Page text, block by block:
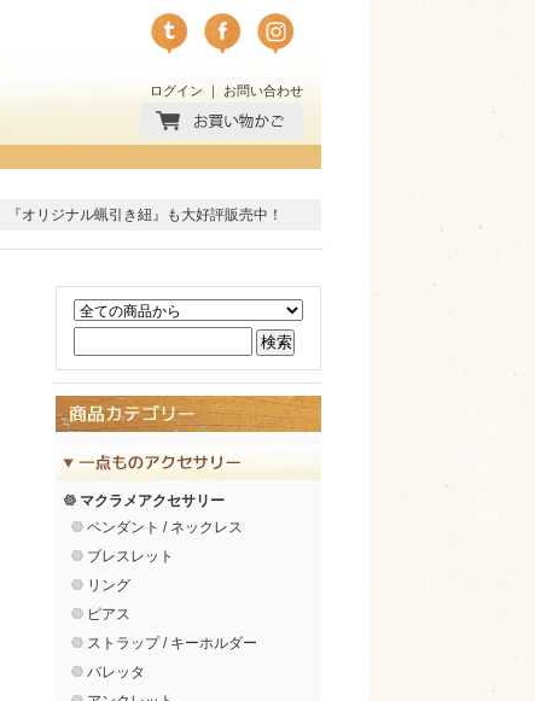
ログイン ｜ お問い合わせ
『オリジナル蝋引き紐』 も大好評販売中！
マクラメアクセサリー
ペンダント / ネックレス
ブレスレット
リング
ピアス
ストラップ / キーホルダー
バレッタ